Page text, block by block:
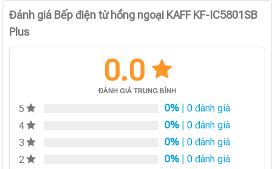
Đánh giá Bếp điện từ hồng ngoại KAFF KF-IC5801SB
Plus
0.0
ĐÁNH GIÁ TRUNG BÌNH
5 0% | 0 đánh giá
4
0% | 0 đánh giá
3
0% | 0 đánh giá
2
0% | 0 đánh giá